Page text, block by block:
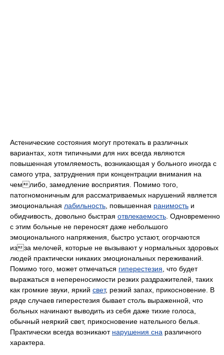
Астенические состояния могут протекать в различных
вариантах, хотя типичными для них всегда являются
повышенная утомляемость, возникающая у больного иногда с
самого утра, затруднения при концентрации внимания на
чемлибо, замедление восприятия. Помимо того,
патогномоничным для рассматриваемых нарушений является
эмоциональная лабильность , повышенная ранимость и
обидчивость, довольно быстрая отвлекаемость . Одновременно
с этим больные не переносят даже небольшого
эмоционального напряжения, быстро устают, огорчаются
изза мелочей, которые не вызывают у нормальных здоровых
людей практически никаких эмоциональных переживаний.
Помимо того, может отмечаться гиперестезия , что будет
выражаться в непереносимости резких раздражителей, таких
как громкие звуки, яркий свет, резкий запах, прикосновение. В
ряде случаев гиперестезия бывает столь выраженной, что
больных начинают выводить из себя даже тихие голоса,
обычный неяркий свет, прикосновение нательного белья.
Практически всегда возникают нарушения сна различного
характера.